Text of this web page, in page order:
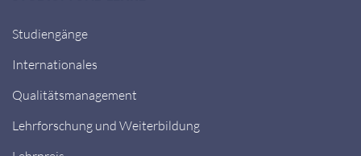
Studiengänge
Internationales
Qualitätsmanagement
Lehrforschung und Weiterbildung